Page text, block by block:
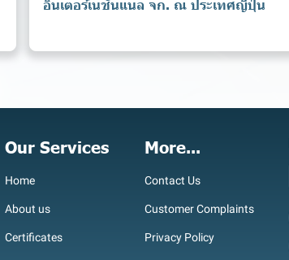
อินเตอร์เนชั่นแนล จก. ณ ประเทศญี่ปุ่น
Our Services
Home
About us
Certificates
More...
Contact Us
Customer Complaints
Privacy Policy